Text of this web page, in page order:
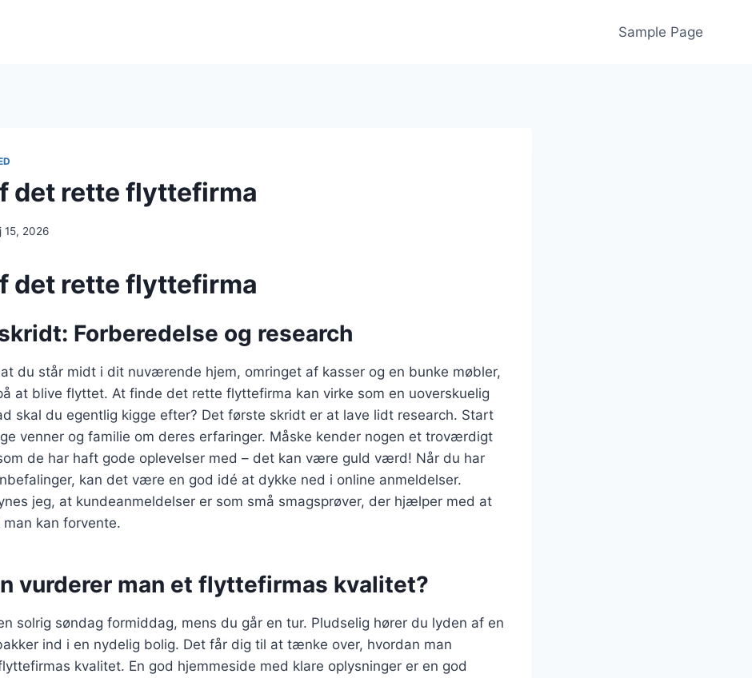
Sample Page
det rette flyttefirma
15, 2026
det rette flyttefirma
Forberedelse og research
du står midt i dit nuværende hjem, omringet af kasser og en bunke møbler,
at blive flyttet. At finde det rette flyttefirma kan virke som en uoverskuelig
skal du egentlig kigge efter? Det første skridt er at lave lidt research. Start
venner og familie om deres erfaringer. Måske kender nogen et troværdigt
de har haft gode oplevelser med – det kan være guld værd! Når du har
kan det være en god idé at dykke ned i online anmeldelser.
jeg, at kundeanmeldelser er som små smagsprøver, der hjælper med at
kan forvente.
vurderer man et flyttefirmas kvalitet?
solrig søndag formiddag, mens du går en tur. Pludselig hører du lyden af en
ind i en nydelig bolig. Det får dig til at tænke over, hvordan man
kvalitet. En god hjemmeside med klare oplysninger er en god